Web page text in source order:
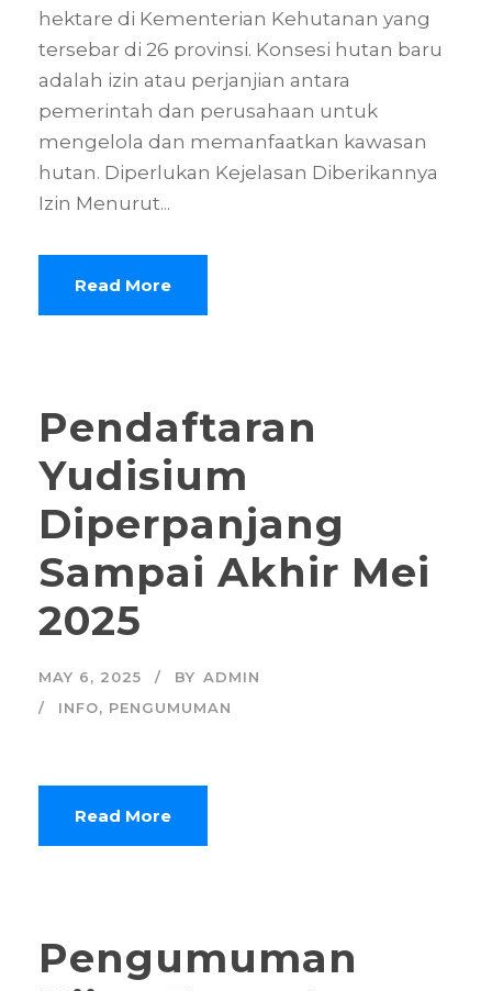
hektare di Kementerian Kehutanan yang
tersebar di 26 provinsi. Konsesi hutan baru
adalah izin atau perjanjian antara
pemerintah dan perusahaan untuk
mengelola dan memanfaatkan kawasan
hutan. Diperlukan Kejelasan Diberikannya
Izin Menurut...
Read More
Pendaftaran
Yudisium
Diperpanjang
Sampai Akhir Mei
2025
MAY 6, 2025 BY ADMIN
INFO, PENGUMUMAN
Read More
Pengumuman